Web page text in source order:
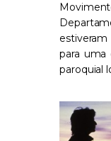
para uma
paroquial